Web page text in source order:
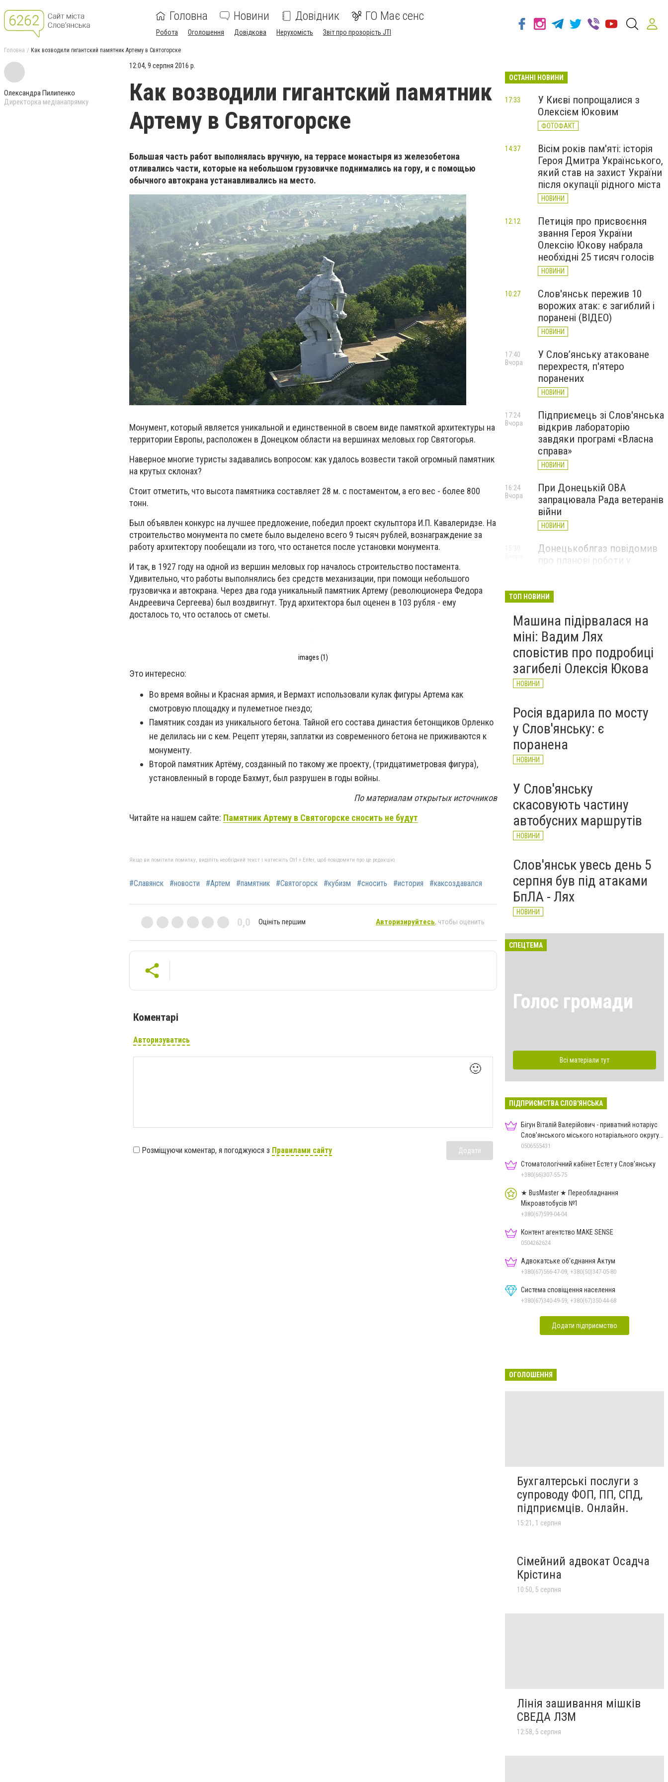
Головна Новини Довідник ГО Має сенс
Робота Оголошення Довідкова Нерухомість Звіт про прозорість JTI
Головна Как возводили гигантский памятник Артему в Святогорске
Олександра Пилипенко
Директорка медіанапрямку
12:04, 9 серпня 2016 р.
Как возводили гигантский памятник
Артему в Святогорске
Большая часть работ выполнялась вручную, на террасе монастыря из железобетона
отливались части, которые на небольшом грузовичке поднимались на гору, и с помощью
обычного автокрана устанавливались на место.
Монумент, который является уникальной и единственной в своем виде памяткой архитектуры на
территории Европы, расположен в Донецком области на вершинах меловых гор Святогорья.
Наверное многие туристы задавались вопросом: как удалось возвести такой огромный памятник
на крутых склонах?
Стоит отметить, что высота памятника составляет 28 м. с постаментом, а его вес - более 800
тонн.
Был объявлен конкурс на лучшее предложение, победил проект скульптора И.П. Кавалеридзе. На
строительство монумента по смете было выделено всего 9 тысяч рублей, вознаграждение за
работу архитектору пообещали из того, что останется после установки монумента.
И так, в 1927 году на одной из вершин меловых гор началось строительство постамента.
Удивительно, что работы выполнялись без средств механизации, при помощи небольшого
грузовичка и автокрана. Через два года уникальный памятник Артему (революционера Федора
Андреевича Сергеева) был воздвигнут. Труд архитектора был оценен в 103 рубля - ему
досталось то, что осталось от сметы.
images (1)
Это интересно:
Во время войны и Красная армия, и Вермахт использовали кулак фигуры Артема как
смотровую площадку и пулеметное гнездо;
Памятник создан из уникального бетона. Тайной его состава династия бетонщиков Орленко
не делилась ни с кем. Рецепт утерян, заплатки из современного бетона не приживаются к
монументу.
Второй памятник Артёму, созданный по такому же проекту, (тридцатиметровая фигура),
установленный в городе Бахмут, был разрушен в годы войны.
По материалам открытых источников
Читайте на нашем сайте: Памятник Артему в Святогорске сносить не будут
Якщо ви помітили помилку, виділіть необхідний текст і натисніть Ctrl + Enter, щоб повідомити про це редакцію
#Славянск #новости #Артем #памятник #Святогорск #кубизм #сносить #история #каксоздавался
0,0 Оцініть першим Авторизируйтесь, чтобы оценить
Коментарі
Авторизуватись
🙂
Розміщуючи коментар, я погоджуюся з Правилами сайту Додати
ОСТАННІ НОВИНИ
У Києві попрощалися з
Олексієм Юковим
ФОТОФАКТ
17:33
Вісім років пам'яті: історія
Героя Дмитра Українського,
який став на захист України
після окупації рідного міста
НОВИНИ
14:37
Петиція про присвоєння
звання Героя України
Олексію Юкову набрала
необхідні 25 тисяч голосів
НОВИНИ
12:12
Слов'янськ пережив 10
ворожих атак: є загиблий і
поранені (ВІДЕО)
НОВИНИ
10:27
У Слов’янську атаковане
перехрестя, п'ятеро
поранених
НОВИНИ
17:40
Вчора
Підприємець зі Слов'янська
відкрив лабораторію
завдяки програмі «Власна
справа»
НОВИНИ
17:24
Вчора
При Донецькій ОВА
запрацювала Рада ветеранів
війни
НОВИНИ
16:24
Вчора
Донецькоблгаз повідомив
про планові роботи у
НОВИНИ
15:30
ТОП НОВИНИ
Машина підірвалася на
міні: Вадим Лях
сповістив про подробиці
загибелі Олексія Юкова
НОВИНИ
Росія вдарила по мосту
у Слов'янську: є
поранена
НОВИНИ
У Слов'янську
скасовують частину
автобусних маршрутів
НОВИНИ
Слов'янськ увесь день 5
серпня був під атаками
БпЛА - Лях
НОВИНИ
СПЕЦТЕМА
Голос громади
Всі матеріали тут
ПІДПРИЄМСТВА СЛОВ'ЯНСЬКА
Бігун Віталій Валерійович - приватний нотаріус
Слов'янського міського нотаріального округу
Дон.обл.
0506555431
Стоматологічний кабінет Естет у Слов'янську
+380(66)307-55-75
★ BusMaster ★ Переобладнання
Мікроавтобусів №1
+380(67)599-04-04
Контент агентство MAKE SENSE
0504262624
Адвокатське об'єднання Актум
+380(67)566-47-09, +380(50)347-05-80
Система сповіщення населення
+380(67)340-49-59, +380(67)350-44-68
Додати підприємство
ОГОЛОШЕННЯ
Бухгалтерські послуги з
супроводу ФОП, ПП, СПД,
підприємців. Онлайн.
15:21, 1 серпня
Сімейний адвокат Осадча
Крістина
10:50, 5 серпня
Лінія зашивання мішків
СВЕДА ЛЗМ
12:58, 5 серпня